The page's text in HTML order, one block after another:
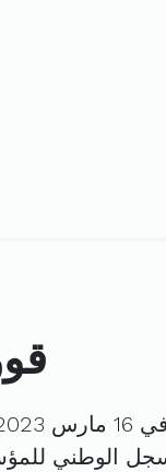
قدره
الوطني